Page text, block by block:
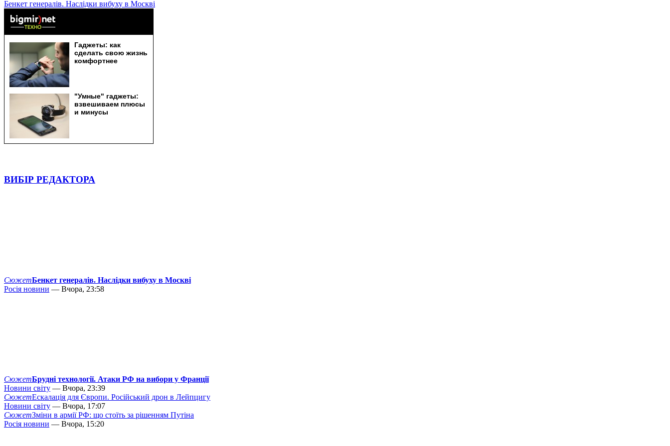
Бенкет генералів. Наслідки вибуху в Москві
ВИБІР РЕДАКТОРА
СюжетБенкет генералів. Наслідки вибуху в Москві
Росія новини — Вчора, 23:58
СюжетБрудні технології. Атаки РФ на вибори у Франції
Новини світу — Вчора, 23:39
СюжетЕскалація для Європи. Російський дрон в Лейпцигу
Новини світу — Вчора, 17:07
СюжетЗміни в армії РФ: що стоїть за рішенням Путіна
Росія новини — Вчора, 15:20